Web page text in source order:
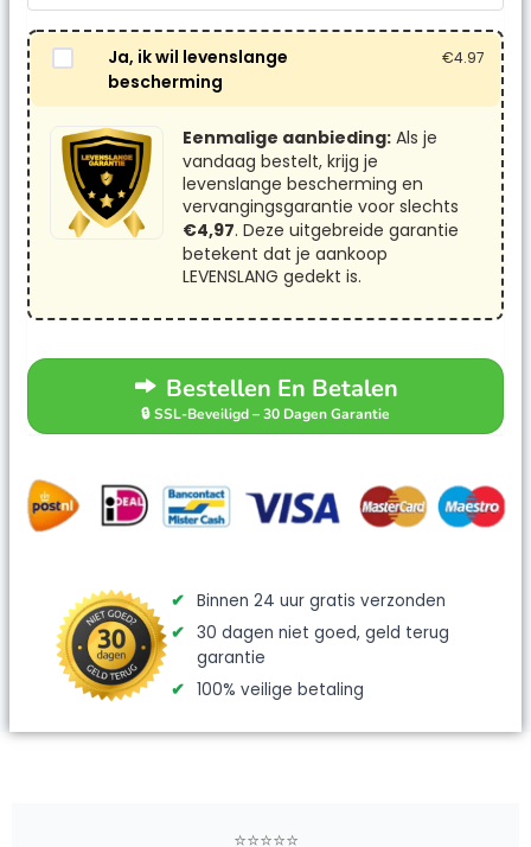
Ja, ik wil levenslange
bescherming
€4.97
Eenmalige aanbieding: Als je
vandaag bestelt, krijg je
levenslange bescherming en
vervangingsgarantie voor slechts
€4,97. Deze uitgebreide garantie
betekent dat je aankoop
LEVENSLANG gedekt is.
Bestellen En Betalen
Binnen 24 uur gratis verzonden
30 dagen niet goed, geld terug
garantie
100% veilige betaling
⭐⭐⭐⭐⭐